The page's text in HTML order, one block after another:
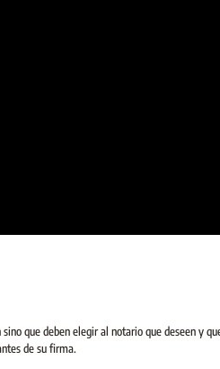
que deben elegir al notario que deseen y
de su firma.